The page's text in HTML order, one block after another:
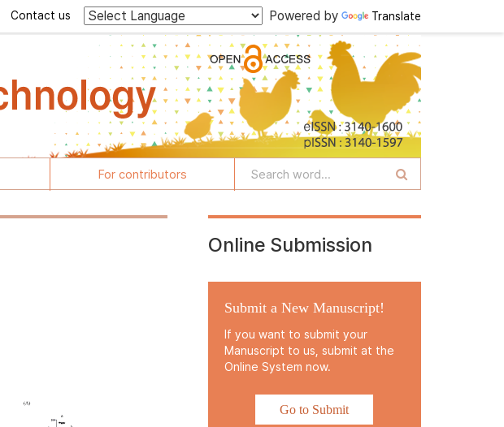
Powered by Translate
Contact us
For contributors
Online Submission
Submit a New Manuscript!
If you want to submit your
Manuscript to us, submit at the
Online System now.
Go to Submit